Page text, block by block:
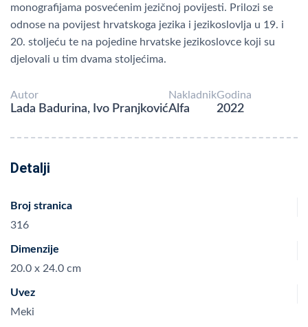
monografijama posvećenim jezičnoj povijesti. Prilozi se
odnose na povijest hrvatskoga jezika i jezikoslovlja u 19. i
20. stoljeću te na pojedine hrvatske jezikoslovce koji su
djelovali u tim dvama stoljećima.
Autor
Lada Badurina, Ivo Pranjković
Nakladnik
Alfa
Godina
2022
Detalji
Broj stranica
316
Dimenzije
20.0 x 24.0 cm
Uvez
Meki